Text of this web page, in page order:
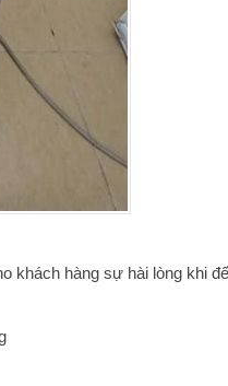
khách hàng sự hài lòng khi